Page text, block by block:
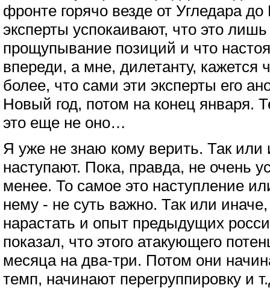
фронте горячо везде от Угледара
эксперты успокаивают, что это
прощупывание позиций и что
впереди, а мне, дилетанту, кажется
более, что сами эти эксперты его
Новый год, потом на конец января.
это еще не оно…
Я уже не знаю кому верить. Так или
наступают. Пока, правда, не очень
менее. То самое это наступление
нему - не суть важно. Так или
нарастать и опыт предыдущих
показал, что этого атакующего
месяца на два-три. Потом они
темп, начинают перегруппировку и